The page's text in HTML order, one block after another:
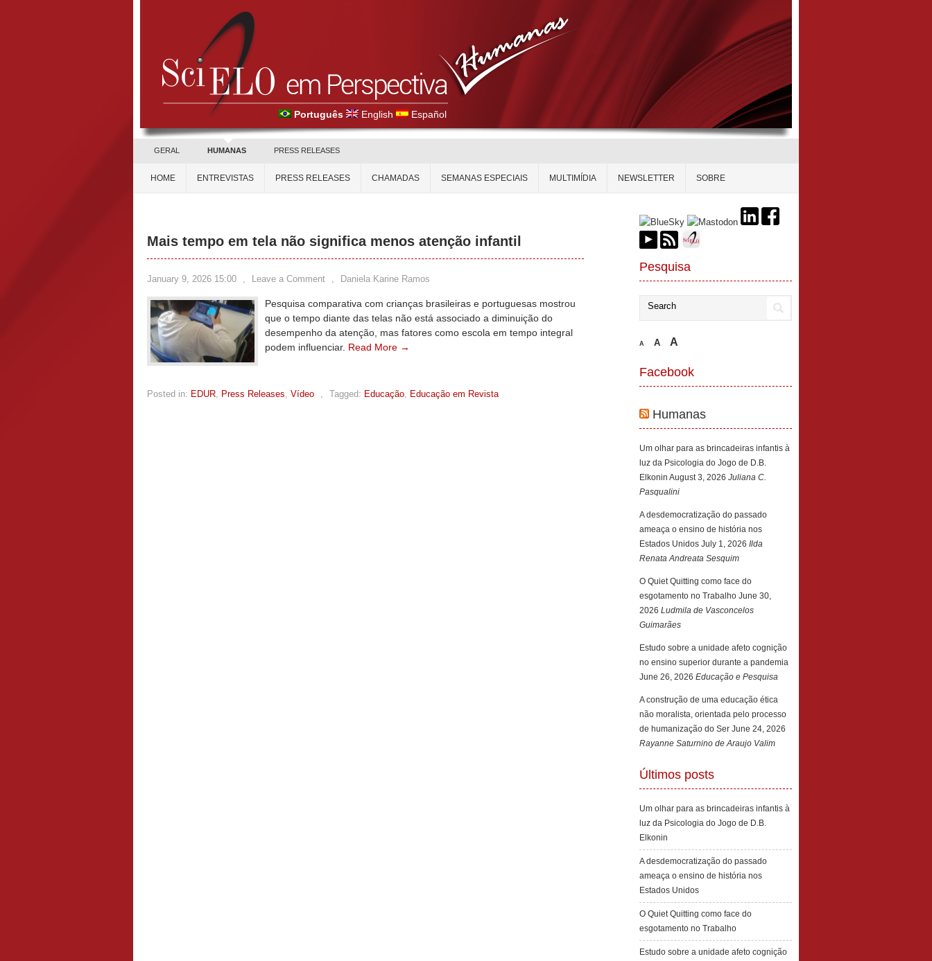
Português English Español
GERAL HUMANAS PRESS RELEASES
HOME ENTREVISTAS PRESS RELEASES CHAMADAS SEMANAS ESPECIAIS MULTIMÍDIA NEWSLETTER SOBRE
Mais tempo em tela não significa menos atenção infantil
January 9, 2026 15:00 , Leave a Comment , Daniela Karine Ramos
Pesquisa comparativa com crianças brasileiras e portuguesas mostrou
que o tempo diante das telas não está associado a diminuição do
desempenho da atenção, mas fatores como escola em tempo integral
podem influenciar. Read More →
Posted in: EDUR, Press Releases, Vídeo , Tagged: Educação, Educação em Revista
Pesquisa
A A A
Facebook
Humanas
Um olhar para as brincadeiras infantis à
luz da Psicologia do Jogo de D.B.
Elkonin August 3, 2026 Juliana C.
Pasqualini
A desdemocratização do passado
ameaça o ensino de história nos
Estados Unidos July 1, 2026 Ilda
Renata Andreata Sesquim
O Quiet Quitting como face do
esgotamento no Trabalho June 30,
2026 Ludmila de Vasconcelos
Guimarães
Estudo sobre a unidade afeto cognição
no ensino superior durante a pandemia
June 26, 2026 Educação e Pesquisa
A construção de uma educação ética
não moralista, orientada pelo processo
de humanização do Ser June 24, 2026
Rayanne Saturnino de Araujo Valim
Últimos posts
Um olhar para as brincadeiras infantis à
luz da Psicologia do Jogo de D.B.
Elkonin
A desdemocratização do passado
ameaça o ensino de história nos
Estados Unidos
O Quiet Quitting como face do
esgotamento no Trabalho
Estudo sobre a unidade afeto cognição